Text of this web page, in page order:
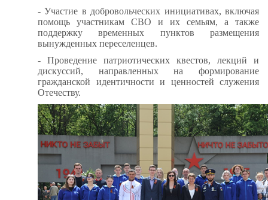
- Участие в добровольческих инициативах, включая
помощь участникам СВО и их семьям, а также
поддержку временных пунктов размещения
вынужденных переселенцев.
- Проведение патриотических квестов, лекций и
дискуссий, направленных на формирование
гражданской идентичности и ценностей служения
Отечеству.